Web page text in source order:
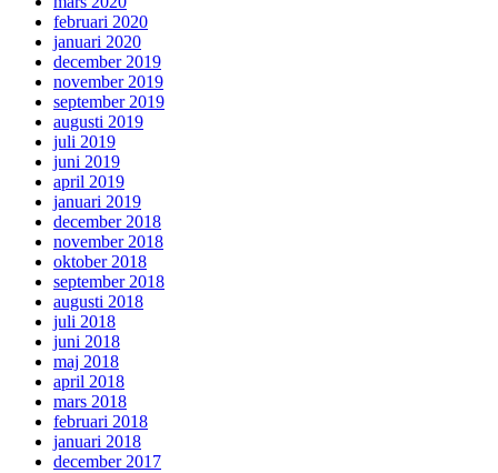
februari 2020
januari 2020
december 2019
november 2019
september 2019
augusti 2019
juli 2019
juni 2019
april 2019
januari 2019
december 2018
november 2018
oktober 2018
september 2018
augusti 2018
juli 2018
juni 2018
maj 2018
april 2018
mars 2018
februari 2018
januari 2018
december 2017